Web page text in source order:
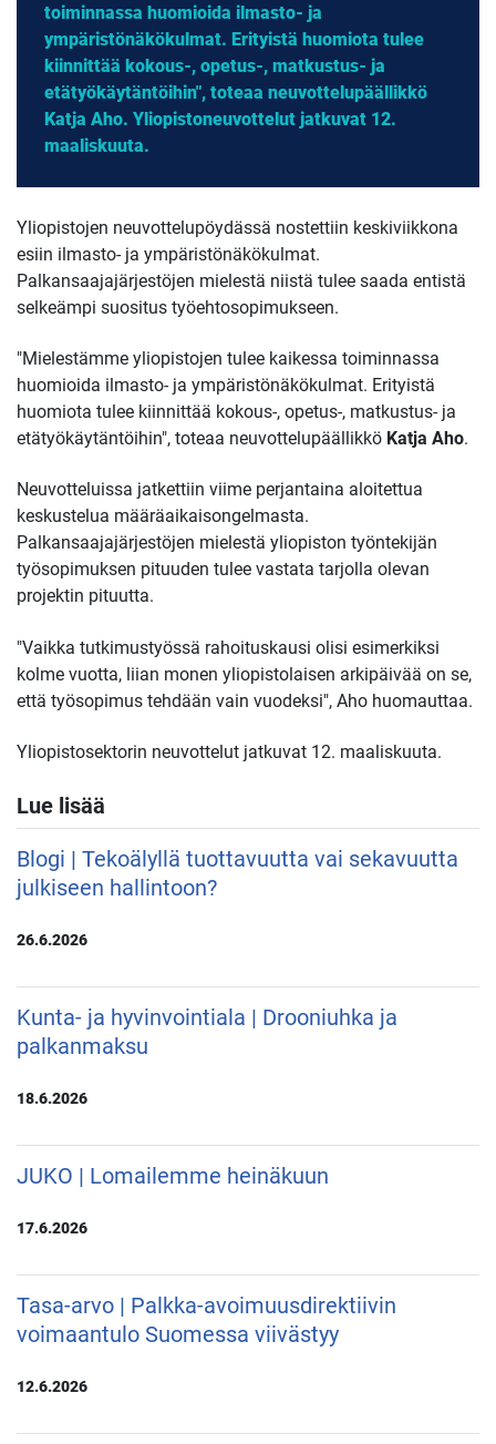
toiminnassa huomioida ilmasto- ja
ympäristönäkökulmat. Erityistä huomiota tulee
kiinnittää kokous-, opetus-, matkustus- ja
etätyökäytäntöihin", toteaa neuvottelupäällikkö
Katja Aho. Yliopistoneuvottelut jatkuvat 12.
maaliskuuta.
Yliopistojen neuvottelupöydässä nostettiin keskiviikkona
esiin ilmasto- ja ympäristönäkökulmat.
Palkansaajajärjestöjen mielestä niistä tulee saada entistä
selkeämpi suositus työehtosopimukseen.
"Mielestämme yliopistojen tulee kaikessa toiminnassa
huomioida ilmasto- ja ympäristönäkökulmat. Erityistä
huomiota tulee kiinnittää kokous-, opetus-, matkustus- ja
etätyökäytäntöihin", toteaa neuvottelupäällikkö Katja Aho.
Neuvotteluissa jatkettiin viime perjantaina aloitettua
keskustelua määräaikaisongelmasta.
Palkansaajajärjestöjen mielestä yliopiston työntekijän
työsopimuksen pituuden tulee vastata tarjolla olevan
projektin pituutta.
"Vaikka tutkimustyössä rahoituskausi olisi esimerkiksi
kolme vuotta, liian monen yliopistolaisen arkipäivää on se,
että työsopimus tehdään vain vuodeksi", Aho huomauttaa.
Yliopistosektorin neuvottelut jatkuvat 12. maaliskuuta.
Lue lisää
Blogi | Tekoälyllä tuottavuutta vai sekavuutta
julkiseen hallintoon?
26.6.2026
Kunta- ja hyvinvointiala | Drooniuhka ja
palkanmaksu
18.6.2026
JUKO | Lomailemme heinäkuun
17.6.2026
Tasa-arvo | Palkka-avoimuusdirektiivin
voimaantulo Suomessa viivästyy
12.6.2026